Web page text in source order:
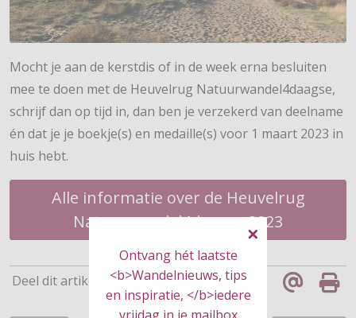
Ontvang hét laatste
<b>Wandelnieuws, tips
en inspiratie, </b>iedere
Mocht je aan de kerstdis of in de week erna besluiten
mee te doen met de Heuvelrug Natuurwandel4daagse,
schrijf dan op tijd in, dan ben je verzekerd van deelname
én dat je je boekje(s) en medaille(s) voor 1 maart 2023 in
huis hebt.
Alle informatie over de Heuvelrug
Natuurwandel4daagse 2023
Deel dit artikel